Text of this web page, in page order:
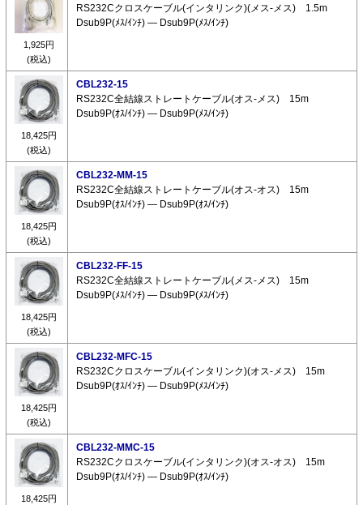
1,925円
(税込)
RS232Cクロスケーブル(インタリンク)(メス-メス) 1.5m
Dsub9P(ﾒｽ/ｲﾝﾁ) ― Dsub9P(ﾒｽ/ｲﾝﾁ)
18,425円
(税込)
CBL232-15
RS232C全結線ストレートケーブル(オス-メス) 15m
Dsub9P(ｵｽ/ｲﾝﾁ) ― Dsub9P(ﾒｽ/ｲﾝﾁ)
18,425円
(税込)
CBL232-MM-15
RS232C全結線ストレートケーブル(オス-オス) 15m
Dsub9P(ｵｽ/ｲﾝﾁ) ― Dsub9P(ｵｽ/ｲﾝﾁ)
18,425円
(税込)
CBL232-FF-15
RS232C全結線ストレートケーブル(メス-メス) 15m
Dsub9P(ﾒｽ/ｲﾝﾁ) ― Dsub9P(ﾒｽ/ｲﾝﾁ)
18,425円
(税込)
CBL232-MFC-15
RS232Cクロスケーブル(インタリンク)(オス-メス) 15m
Dsub9P(ｵｽ/ｲﾝﾁ) ― Dsub9P(ﾒｽ/ｲﾝﾁ)
18,425円
CBL232-MMC-15
RS232Cクロスケーブル(インタリンク)(オス-オス) 15m
Dsub9P(ｵｽ/ｲﾝﾁ) ― Dsub9P(ｵｽ/ｲﾝﾁ)